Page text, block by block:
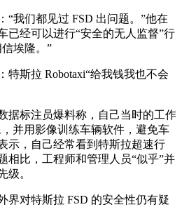
“我们都见过 FSD 出问题。”他在
已经可以进行“安全的无人监督”行
埃隆。”
特斯拉 Robotaxi“给我钱我也不会
据标注员爆料称，自己当时的工作
并用影像训练车辆软件，避免车
示，自己经常看到特斯拉超速行
相比，工程师和管理人员“似乎”并
级。
界对特斯拉 FSD 的安全性仍有疑